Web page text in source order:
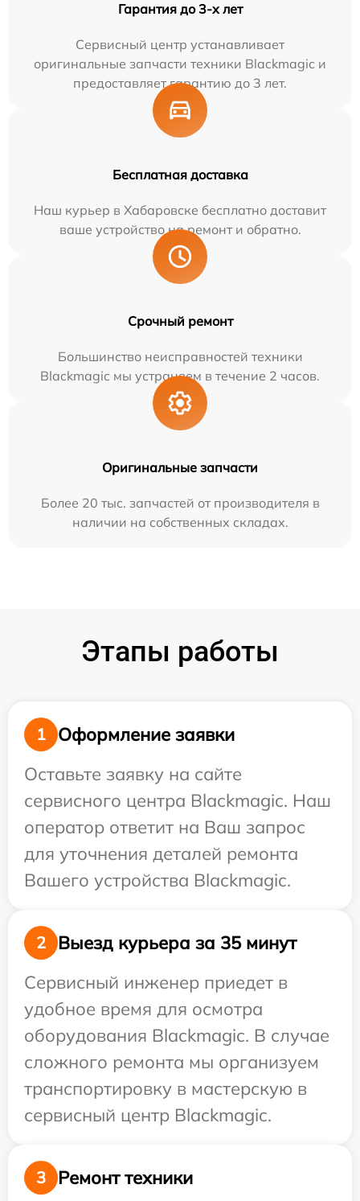
Гарантия до 3-х лет
Сервисный центр устанавливает
оригинальные запчасти техники Blackmagic и
предоставляет гарантию до 3 лет.
Бесплатная доставка
Наш курьер в Хабаровске бесплатно доставит
ваше устройство на ремонт и обратно.
Срочный ремонт
Большинство неисправностей техники
Blackmagic мы устраняем в течение 2 часов.
Оригинальные запчасти
Более 20 тыс. запчастей от производителя в
наличии на собственных складах.
Этапы работы
1
Оформление заявки
Оставьте заявку на сайте
сервисного центра Blackmagic. Наш
оператор ответит на Ваш запрос
для уточнения деталей ремонта
Вашего устройства Blackmagic.
2
Выезд курьера за 35 минут
Сервисный инженер приедет в
удобное время для осмотра
оборудования Blackmagic. В случае
сложного ремонта мы организуем
транспортировку в мастерскую в
сервисный центр Blackmagic.
3 Ремонт техники